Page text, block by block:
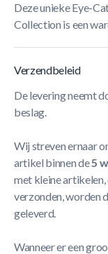
Deze unieke Eye-
Collection is een
Verzendbeleid
De levering neemt
beslag.
Wij streven ernaar
artikel binnen de5
met kleine
verzonden, worden
geleverd.
Wanneer er een